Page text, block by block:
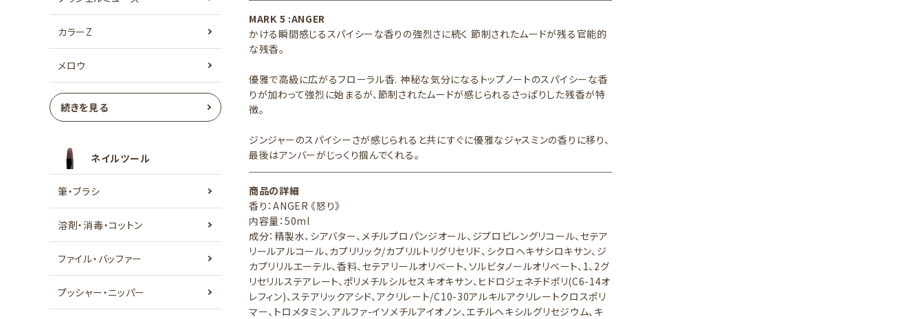
カラーZ
メロウ
続きを見る
ネイルツール
筆・ブラシ
溶剤・消毒・コットン
ファイル・バッファー
プッシャー・ニッパー
MARK 5 :ANGER
かける瞬間感じるスパイシーな香りの強烈さに続く 節制されたムードが残る官能的
な残香。
優雅で高級に広がるフローラル香. 神秘な気分になるトップノートのスパイシーな香
りが加わって強烈に始まるが、節制されたムードが感じられるさっぱりした残香が特
徴。
ジンジャーのスパイシーさが感じられると共にすぐに優雅なジャスミンの香りに移り、
最後はアンバーがじっくり掴んでくれる。
商品の詳細
香り：ANGER 《怒り》
内容量：50ml
成分：精製水、シアバター、メチルプロパンジオール、ジプロピレングリコール、セテア
リールアルコール、カプリリック/カプリルトリグリセリド、シクロヘキサシロキサン、ジ
カプリリルエーテル、香料、セテアリールオリベート、ソルビタノールオリベート、1、2グ
リセリルステアレート、ポリメチルシルセスキオキサン、ヒドロジェネチドポリ(C6-14オ
レフィン)、ステアリックアシド、アクリレート/C10-30アルキルアクリレートクロスポリ
マー、トロメタミン、アルファ-イソメチルアイオノン、エチルヘキシルグリセジウム、キ